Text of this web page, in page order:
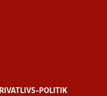
POLITIK